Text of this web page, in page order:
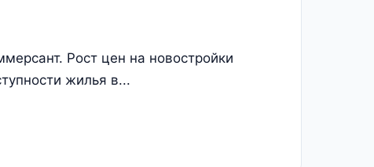
Рост цен на новостройки
жилья в...